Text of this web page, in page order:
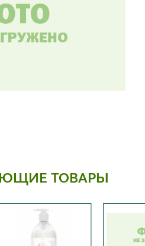
ТОВАРЫ